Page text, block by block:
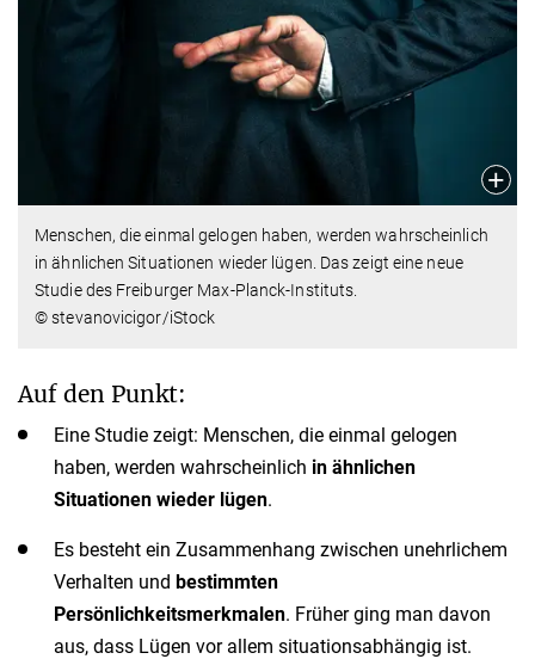
Menschen, die einmal gelogen haben, werden wahrscheinlich
in ähnlichen Situationen wieder lügen. Das zeigt eine neue
Studie des Freiburger Max-Planck-Instituts.
© stevanovicigor/iStock
Auf den Punkt:
Eine Studie zeigt: Menschen, die einmal gelogen
haben, werden wahrscheinlich in ähnlichen
Situationen wieder lügen.
Es besteht ein Zusammenhang zwischen unehrlichem
Verhalten und bestimmten
Persönlichkeitsmerkmalen. Früher ging man davon
aus, dass Lügen vor allem situationsabhängig ist.